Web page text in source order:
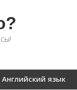
Английский язык